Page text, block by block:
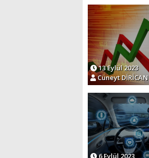
13 Eylül 2023
Cüneyt DİRİCAN
6 Eylül 2023